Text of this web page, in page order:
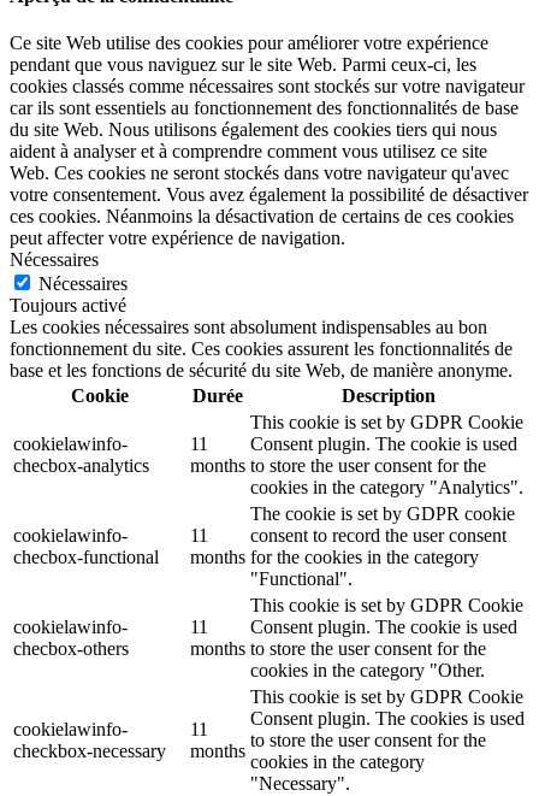
Ce site Web utilise des cookies pour améliorer votre expérience
pendant que vous naviguez sur le site Web. Parmi ceux-ci, les
cookies classés comme nécessaires sont stockés sur votre navigateur
car ils sont essentiels au fonctionnement des fonctionnalités de base
du site Web. Nous utilisons également des cookies tiers qui nous
aident à analyser et à comprendre comment vous utilisez ce site
Web. Ces cookies ne seront stockés dans votre navigateur qu'avec
votre consentement. Vous avez également la possibilité de désactiver
ces cookies. Néanmoins la désactivation de certains de ces cookies
peut affecter votre expérience de navigation.
Nécessaires
Nécessaires
Toujours activé
Les cookies nécessaires sont absolument indispensables au bon
fonctionnement du site. Ces cookies assurent les fonctionnalités de
base et les fonctions de sécurité du site Web, de manière anonyme.
Cookie
Durée Description
cookielawinfo-
checbox-analytics
11
months
This cookie is set by GDPR Cookie
Consent plugin. The cookie is used
to store the user consent for the
cookies in the category "Analytics".
cookielawinfo-
checbox-functional
11
months
The cookie is set by GDPR cookie
consent to record the user consent
for the cookies in the category
"Functional".
cookielawinfo-
checbox-others
11
months
This cookie is set by GDPR Cookie
Consent plugin. The cookie is used
to store the user consent for the
cookies in the category "Other.
cookielawinfo-
checkbox-necessary
11
months
This cookie is set by GDPR Cookie
Consent plugin. The cookies is used
to store the user consent for the
cookies in the category
"Necessary".